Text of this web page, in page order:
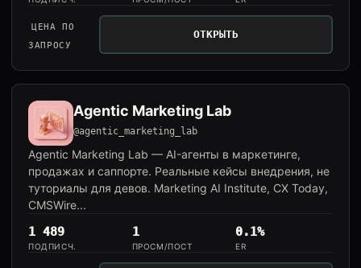
ЦЕНА ПО
ЗАПРОСУ
ОТКРЫТЬ
Agentic Marketing Lab
@agentic_marketing_lab
Agentic Marketing Lab — AI-агенты в маркетинге,
продажах и саппорте. Реальные кейсы внедрения, не
туториалы для девов. Marketing AI Institute, CX Today,
CMSWire...
1 489
ПОДПИСЧ.
1
ПРОСМ/ПОСТ
0.1%
ER